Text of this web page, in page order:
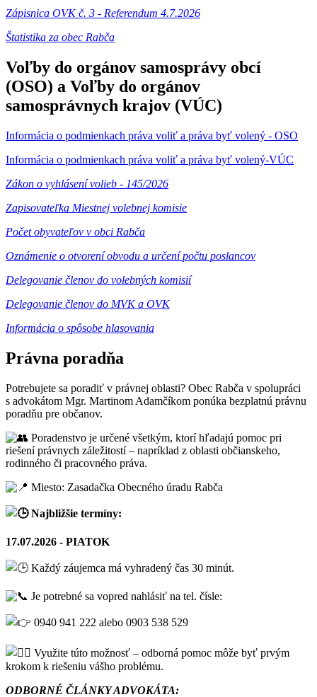
Zápisnica OVK č. 3 - Referendum 4.7.2026
Štatistika za obec Rabča
Voľby do orgánov samosprávy obcí
(OSO) a Voľby do orgánov
samosprávnych krajov (VÚC)
Informácia o podmienkach práva voliť a práva byť volený - OSO
Informácia o podmienkach práva voliť a práva byť volený-VÚC
Zákon o vyhlásení volieb - 145/2026
Zapisovateľka Miestnej volebnej komisie
Počet obyvateľov v obci Rabča
Oznámenie o otvorení obvodu a určení počtu poslancov
Delegovanie členov do volebných komisií
Delegovanie členov do MVK a OVK
Informácia o spôsobe hlasovania
Právna poradňa
Potrebujete sa poradiť v právnej oblasti? Obec Rabča v spolupráci
s advokátom Mgr. Martinom Adamčíkom ponúka bezplatnú právnu
poradňu pre občanov.
Poradenstvo je určené všetkým, ktorí hľadajú pomoc pri
riešení právnych záležitostí – napríklad z oblasti občianskeho,
rodinného či pracovného práva.
Miesto: Zasadačka Obecného úradu Rabča
Najbližšie termíny:
17.07.2026 - PIATOK
Každý záujemca má vyhradený čas 30 minút.
Je potrebné sa vopred nahlásiť na tel. čísle:
0940 941 222 alebo 0903 538 529
Využite túto možnosť – odborná pomoc môže byť prvým
krokom k riešeniu vášho problému.
ODBORNÉ ČLÁNKY ADVOKÁTA: